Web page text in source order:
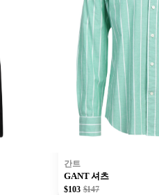
간트
GANT 셔츠
$103 $147